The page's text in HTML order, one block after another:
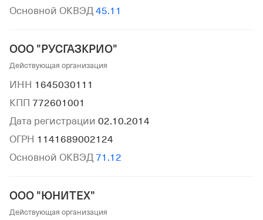
Основной ОКВЭД 45.11
ООО "РУСГАЗКРИО"
Действующая организация
ИНН 1645030111
КПП 772601001
Дата регистрации 02.10.2014
ОГРН 1141689002124
Основной ОКВЭД 71.12
ООО "ЮНИТЕХ"
Действующая организация